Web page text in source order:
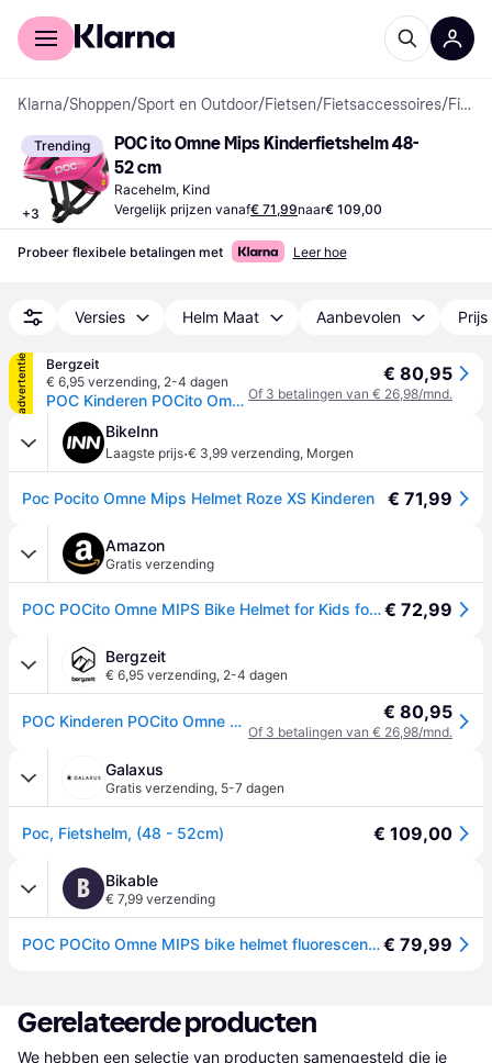
Voor shoppers
Klarna/Shoppen/Sport en Outdoor/Fietsen/Fietsaccessoires/ Fietshelmen
Trending
+3
POC ito Omne Mips Kinderfietshelm 48-
52 cm
Racehelm, Kind
Vergelijk prijzen vanaf€ 71,99naar€ 109,00
Probeer flexibele betalingen met Leer hoe
Versies Helm Maat Aanbevolen
advertentie
Bergzeit
€ 6,95 verzending, 2-4 dagen
POC Kinderen POCito Omne MIPS Fietshelm - Roze - 51-56CM
€ 80,95
Of 3 betalingen van € 26,98/mnd.
BikeInn
Laagste prijs·€ 3,99 verzending, Morgen
Poc Pocito Omne Mips Helmet Roze XS Kinderen € 71,99
Amazon
Gratis verzending
POC POCito Omne MIPS Bike Helmet for Kids for perfect protection and reflective details€ 72,99
Bergzeit
€ 6,95 verzending, 2-4 dagen
POC Kinderen POCito Omne MIPS Fietshelm - Roze - 51-56CM € 80,95
Of 3 betalingen van € 26,98/mnd.
Galaxus
Gratis verzending, 5-7 dagen
Poc, Fietshelm, (48 - 52cm) € 109,00
B Bikable
€ 7,99 verzending
POC POCito Omne MIPS bike helmet fluorescent pink€ 79,99
Gerelateerde producten
We hebben een selectie van producten samengesteld die je